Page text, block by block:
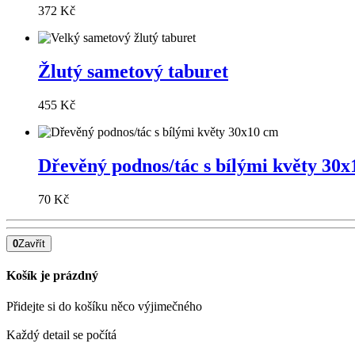
372 Kč
Žlutý sametový taburet
455 Kč
Dřevěný podnos/tác s bílými květy
70 Kč
0Zavřít
Košík je prázdný
Přidejte si do košíku něco výjimečného
Každý detail se počítá